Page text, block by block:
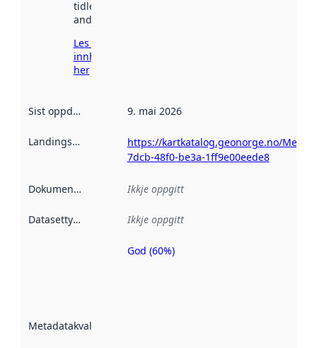
tidlegare
andre stader.
Les meir om
innhenting
her
Sist oppdatert 9. mai 2026
Landingsside
https://kartkatalog.geonorge.no/
7dcb-48f0-be3a-1ff9e00eede8
Dokumentasjon Ikkje oppgitt
Datasettype Ikkje oppgitt
Metadatakvalitet
Metadatakvalitet
God (60%)